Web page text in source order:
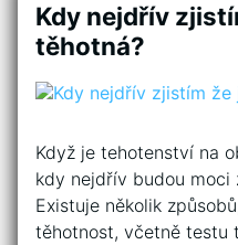
Kdy nejdřív
těhotná?
Když je tehotenství na
kdy nejdřív budou moci
Existuje několik
těhotnost, včetně testu